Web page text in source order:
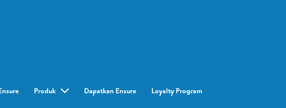
Produk Dapatkan Ensure Loyalty Program​